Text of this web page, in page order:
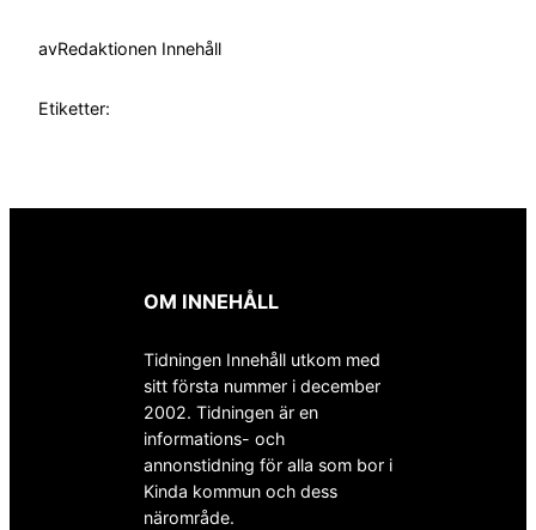
avRedaktionen Innehåll
Etiketter:
OM INNEHÅLL
Tidningen Innehåll utkom med
sitt första nummer i december
2002. Tidningen är en
informations- och
annonstidning för alla som bor i
Kinda kommun och dess
närområde.